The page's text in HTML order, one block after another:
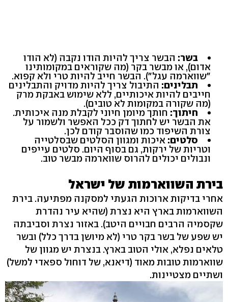
בשר: הבשר צריך להיות הודו נקבה (לא הודו
אדום), או מבשר בקר (מה שקוראים במקומותינו
"שווארמה עגל"). הבשר חייב להיות טרי ולא קפוא.
תבלינים: התיבול צריך להיות מדויק והתבלינים
חייבים להיות איכותיים, ללא שימוש באבקת מרק
(מה שקורה במקומות לא טובים).
חיתוך: חותך מיומן חיוני לקבלת מנה איכותית.
את הבשר יש לחתוך דק ככל האפשר ולשמור על
צורת השיפוד כמו שהוסבר קודם לכן.
סלטים: איכות ומגוון הסלטים שבסלטייה
וטריות של ירקות, גם בסוף היום. סלטים עייפים
ונבולים יכולים להרוס שווארמה מבשר טוב.
בירת השווארמות של ישראל
אחרי בדיקות ארוכות הגעתי למסקנה מפתיעה. בירת
השווארמות בארץ היא נצרת (שהיא עיר נהדרת
שקסמיה הרבים חבויים היטב). באזור נצרת וסביבתה
יש שפע של בשר בקר טרי (לא מיושן בדרך כלל) ובשר
טלאים נפלא, אולי הטוב בארץ. בנצרת יש מגוון של
שווארמות טובות מאוד (דיאנא, של דוחול ספאדי למשל)
ושתיים מצטיינות.